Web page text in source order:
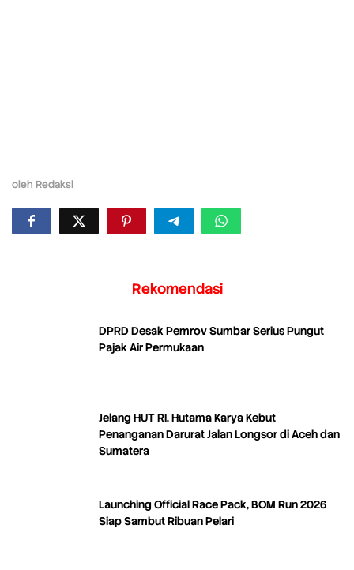
oleh Redaksi
Rekomendasi
DPRD Desak Pemrov Sumbar Serius Pungut
Pajak Air Permukaan
Jelang HUT RI, Hutama Karya Kebut
Penanganan Darurat Jalan Longsor di Aceh dan
Sumatera
Launching Official Race Pack, BOM Run 2026
Siap Sambut Ribuan Pelari